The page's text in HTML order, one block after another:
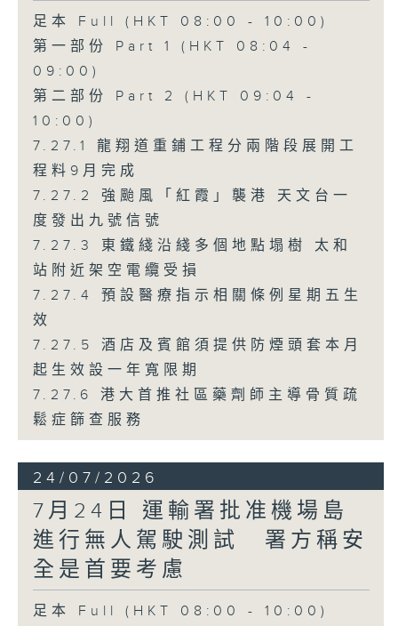
足本 Full (HKT 08:00 - 10:00)
第一部份 Part 1 (HKT 08:04 -
09:00)
第二部份 Part 2 (HKT 09:04 -
10:00)
7.27.1 龍翔道重鋪工程分兩階段展開工
程料9月完成
7.27.2 強颱風「紅霞」襲港 天文台一
度發出九號信號
7.27.3 東鐵綫沿綫多個地點塌樹 太和
站附近架空電纜受損
7.27.4 預設醫療指示相關條例星期五生
效
7.27.5 酒店及賓館須提供防煙頭套本月
起生效設一年寬限期
7.27.6 港大首推社區藥劑師主導骨質疏
鬆症篩查服務
24/07/2026
7月24日 運輸署批准機場島
進行無人駕駛測試 署方稱安
全是首要考慮
足本 Full (HKT 08:00 - 10:00)